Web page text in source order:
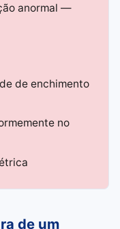
anormal —
de enchimento
no
de um